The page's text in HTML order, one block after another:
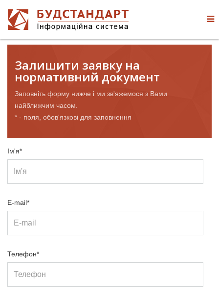
Залишити заявку на
нормативний документ
Заповніть форму нижче і ми зв'яжемося з Вами
найближчим часом.
* - поля, обов'язкові для заповнення
Ім'я*
E-mail*
Телефон*